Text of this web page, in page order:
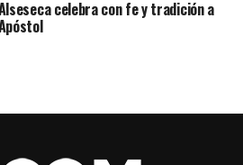
celebra con fe y tradición a